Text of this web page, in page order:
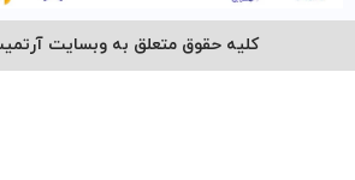
کلیه حقوق متعلق به وبسایت